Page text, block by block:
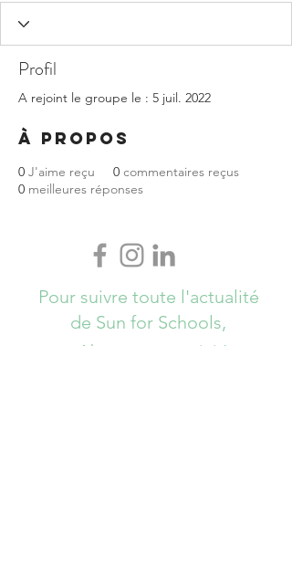
Profil
A rejoint le groupe le : 5 juil. 2022
À propos
0 J'aime reçu 0 commentaires reçus
0 meilleures réponses
Pour suivre toute l'actualité
de Sun for Schools,
Abonnez-vous ici !